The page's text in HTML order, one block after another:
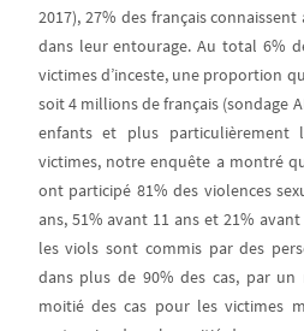
2017), 27% des français
dans leur entourage. Au total 6%
victimes d’inceste, une proportion
soit 4 millions de français (sondage
enfants et plus particulièrement
victimes, notre enquête a montré
ont participé 81% des violences
ans, 51% avant 11 ans et 21% avant
les viols sont commis par des
dans plus de 90% des cas, par
moitié des cas pour les victimes